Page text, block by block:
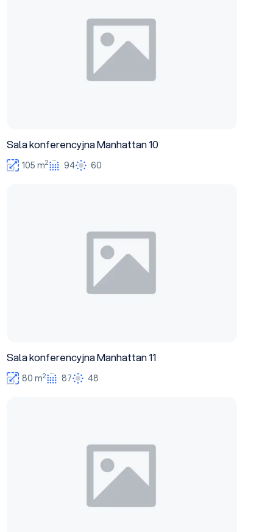
Sala konferencyjna Manhattan 10
105 m2 94 60
Sala konferencyjna Manhattan 11
80 m2 87 48